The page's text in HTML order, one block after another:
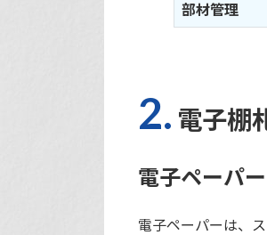
部材管理
2. 電子棚
電子ペーパ
電子ペーパーは、